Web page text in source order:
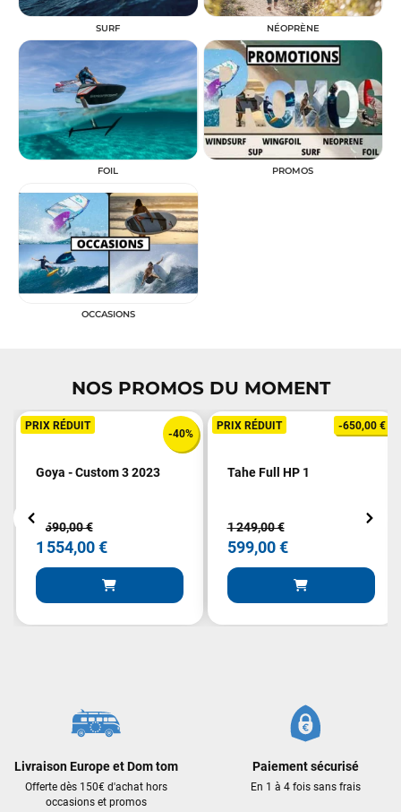
SURF NÉOPRÈNE
FOIL PROMOS
OCCASIONS
NOS PROMOS DU MOMENT
PRIX RÉDUIT
-40%
Goya - Custom 3 2023
2 590,00 €
1 554,00 €
PRIX RÉDUIT -650,00 €
Tahe Full HP 1
1 249,00 €
599,00 €
Livraison Europe et Dom tom
Offerte dès 150€ d'achat hors
occasions et promos
Paiement sécurisé
En 1 à 4 fois sans frais